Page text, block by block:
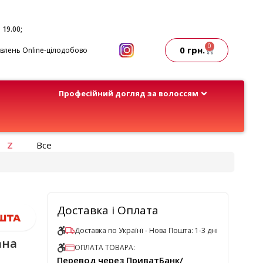
Online-цілодобово 0 грн. 0
Професійний догляд за волоссям
Z Все
Доставка і Оплата
Доставка по Українї - Нова Пошта: 1-3 дні
ОПЛАТА ТОВАРА:
Перевод через ПриватБанк/